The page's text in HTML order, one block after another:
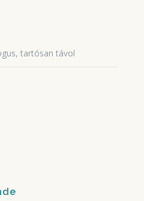
tartósan távol